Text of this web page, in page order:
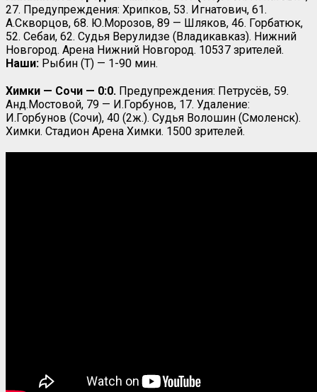
27. Предупреждения: Хрипков, 53. Игнатович, 61.
А.Скворцов, 68. Ю.Морозов, 89 — Шляков, 46. Горбатюк,
52. Себаи, 62. Судья Верулидзе (Владикавказ). Нижний
Новгород. Арена Нижний Новгород. 10537 зрителей.
Наши: Рыбин (Т) — 1-90 мин.
Химки — Сочи — 0:0. Предупреждения: Петрусёв, 59.
Анд.Мостовой, 79 — И.Горбунов, 17. Удаление:
И.Горбунов (Сочи), 40 (2ж.). Судья Волошин (Смоленск).
Химки. Стадион Арена Химки. 1500 зрителей.